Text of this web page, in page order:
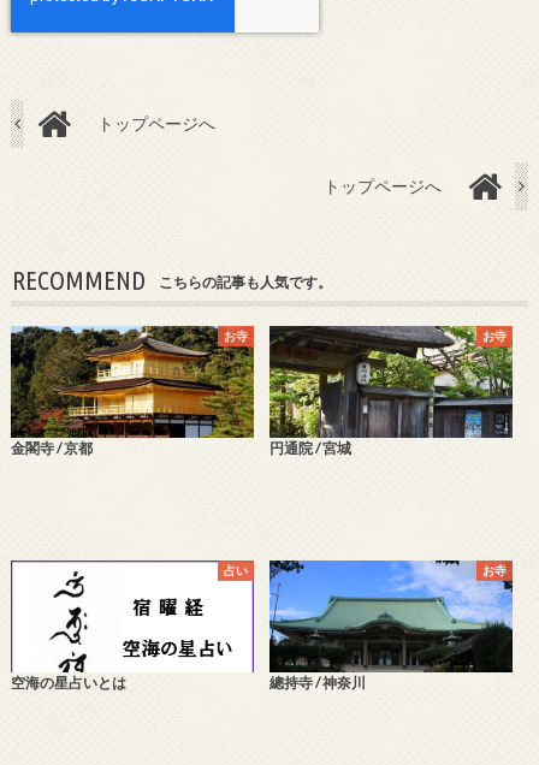
トップページへ
トップページへ
RECOMMEND こちらの記事も人気です。
お寺
金閣寺 / 京都
お寺
円通院 / 宮城
占い
空海の星占いとは
お寺
總持寺 / 神奈川